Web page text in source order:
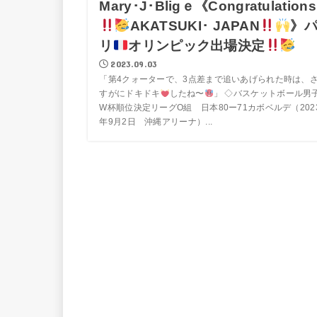
Mary･J･Bligｅ《Congratulations
AKATSUKI･ JAPAN
》パ
リ
オリンピック出場決定
2023.09.03
「第4クォーターで、3点差まで追いあげられた時は、さ
すがにドキドキ
したね〜
」 ◇バスケットボール男
W杯順位決定リーグO組 日本80ー71カボベルデ（
年9月2日 沖縄アリーナ）...